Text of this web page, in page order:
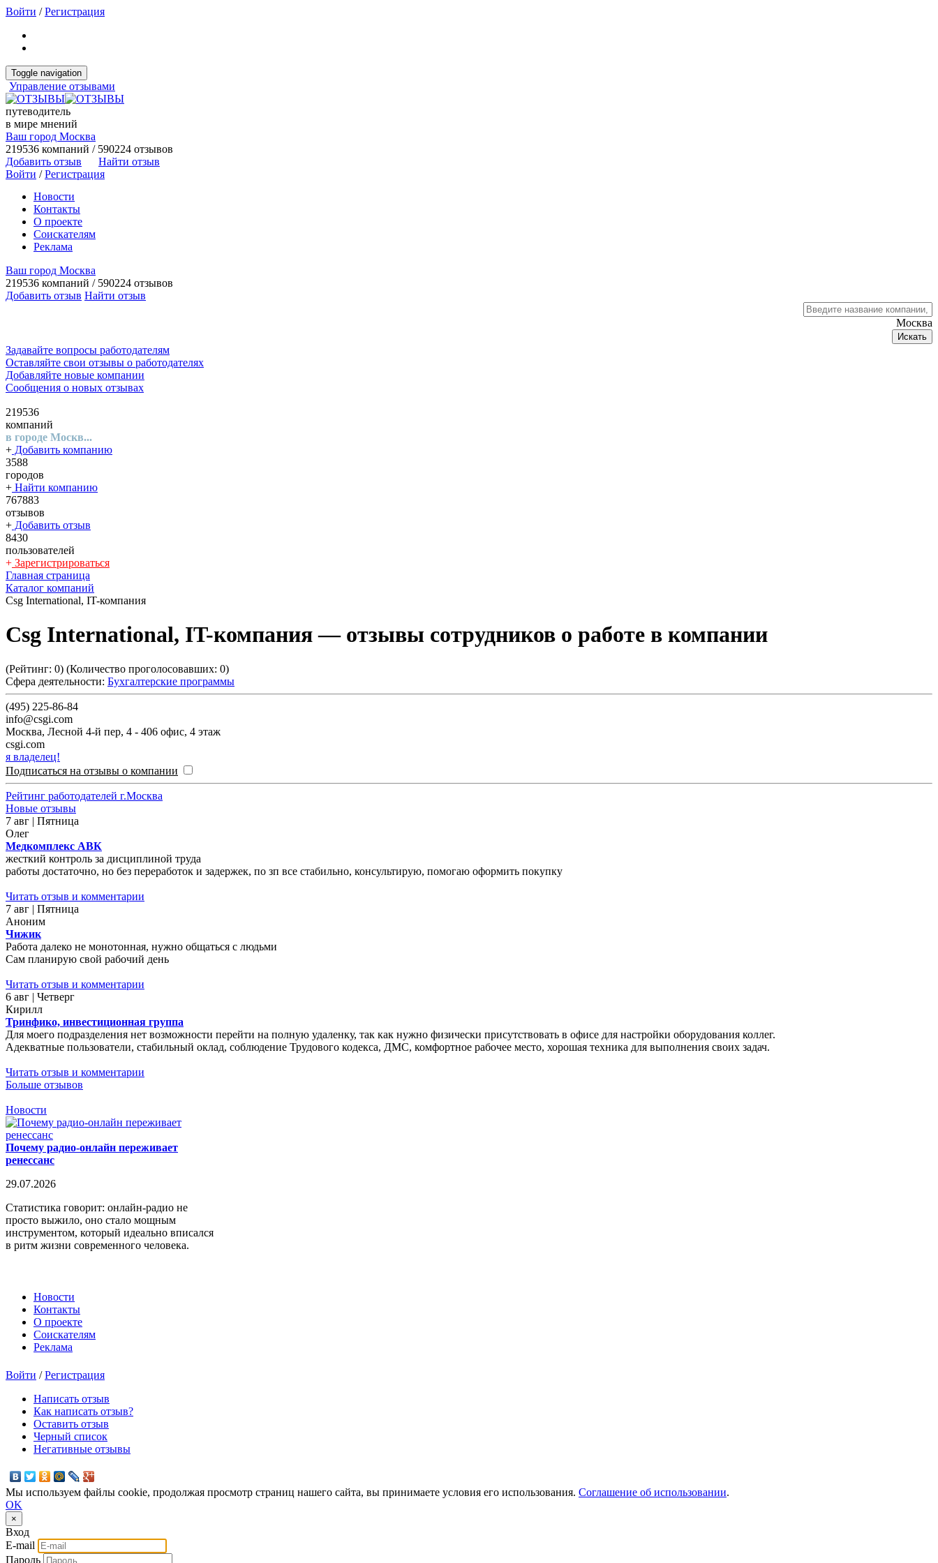
Войти /Регистрация
Toggle navigation
Управление отзывами
путеводитель
в мире мнений
Ваш город Москва
219536 компаний / 590224 отзывов
Добавить отзыв
Найти отзыв
Войти /Регистрация
Новости
Контакты
О проекте
Соискателям
Реклама
Ваш город Москва
219536 компаний / 590224 отзывов
Добавить отзыв Найти отзыв
Москва
Искать
Задавайте вопросы работодателям
Оставляйте свои отзывы о работодателях
Добавляйте новые компании
Сообщения о новых отзывах
219536
компаний
в городе Москв...
+ Добавить компанию
3588
городов
+ Найти компанию
767883
отзывов
+ Добавить отзыв
8430
пользователей
+ Зарегистрироваться
Главная страница
Каталог компаний
Csg International, IT-компания
Csg International, IT-компания— отзывы сотрудников о работе в компании
(Рейтинг: 0) (Количество проголосовавших: 0)
Сфера деятельности: Бухгалтерские программы
(495) 225-86-84
info@csgi.com
Москва, Лесной 4-й пер, 4 - 406 офис, 4 этаж
csgi.com
я владелец!
Подписаться на отзывы о компании
Рейтинг работодателей г.Москва
Новые отзывы
7 авг | Пятница
Олег
Медкомплекс АВК
жесткий контроль за дисциплиной труда
работы достаточно, но без переработок и задержек, по зп все стабильно, консультирую, помогаю оформить покупку
Читать отзыв и комментарии
7 авг | Пятница
Аноним
Чижик
Работа далеко не монотонная, нужно общаться с людьми
Сам планирую свой рабочий день
Читать отзыв и комментарии
6 авг | Четверг
Кирилл
Тринфико, инвестиционная группа
Для моего подразделения нет возможности перейти на полную удаленку, так как нужно физически присутствовать в офисе для настройки оборудования коллег.
Адекватные пользователи, стабильный оклад, соблюдение Трудового кодекса, ДМС, комфортное рабочее место, хорошая техника для выполнения своих задач.
Читать отзыв и комментарии
Больше отзывов
Новости
Почему радио-онлайн переживает
ренессанс
29.07.2026
Статистика говорит: онлайн-радио не
просто выжило, оно стало мощным
инструментом, который идеально вписался
в ритм жизни современного человека.
Новости
Контакты
О проекте
Соискателям
Реклама
Войти /Регистрация
Написать отзыв
Как написать отзыв?
Оставить отзыв
Черный список
Негативные отзывы
Мы используем файлы cookie, продолжая просмотр страниц нашего сайта, вы принимаете условия его использования. Соглашение об использовании.
OK
×
Вход
E-mail
Пароль